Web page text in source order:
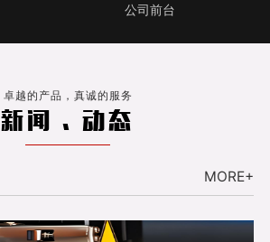
公司前台
卓越的产品，真诚的服务
新闻 . 动态
MORE+